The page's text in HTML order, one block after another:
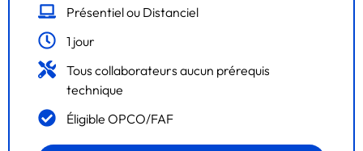
Présentiel ou Distanciel
1 jour
Tous collaborateurs aucun prérequis
technique
Éligible OPCO/FAF